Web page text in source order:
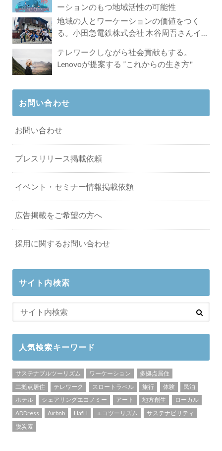
ーションのもつ地域活性の可能性
地域の人とワーケーションの価値をつく
る。小田急電鉄株式会社 木谷周吾さんイン
テレワークしながら社会貢献もする。
Lenovoが提案する ”これからの生き方"
お問い合わせ
お問い合わせ
プレスリリース掲載依頼
イベント・セミナー情報掲載依頼
広告掲載をご希望の方へ
採用に関するお問い合わせ
サイト内検索
人気検索キーワード
サステナブルツーリズム ワーケーション
多拠点居住
二拠点居住
テレワーク スロートラベル 旅行 体験
民泊
ホテル
シェアリングエコノミー アート 地方創生
ローカル
ADDress
Airbnb HafH エコツーリズム
サステナビリティ
脱炭素